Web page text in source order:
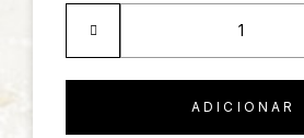
ADICIONAR